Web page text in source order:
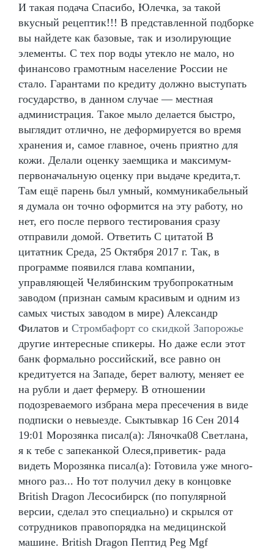
И такая подача Спасибо, Юлечка, за такой
вкусный рецептик!!! В представленной подборке
вы найдете как базовые, так и изолирующие
элементы. С тех пор воды утекло не мало, но
финансово грамотным население России не
стало. Гарантами по кредиту должно выступать
государство, в данном случае — местная
администрация. Такое мыло делается быстро,
выглядит отлично, не деформируется во время
хранения и, самое главное, очень приятно для
кожи. Делали оценку заемщика и максимум-
первоначальную оценку при выдаче кредита,т.
Там ещё парень был умный, коммуникабельный
я думала он точно оформится на эту работу, но
нет, его после первого тестирования сразу
отправили домой. Ответить С цитатой В
цитатник Среда, 25 Октября 2017 г. Так, в
программе появился глава компании,
управляющей Челябинским трубопрокатным
заводом (признан самым красивым и одним из
самых чистых заводом в мире) Александр
Филатов и Стромбафорт со скидкой Запорожье
другие интересные спикеры. Но даже если этот
банк формально российский, все равно он
кредитуется на Западе, берет валюту, меняет ее
на рубли и дает фермеру. В отношении
подозреваемого избрана мера пресечения в виде
подписки о невыезде. Сыктывкар 16 Сен 2014
19:01 Морозянка писал(а): Ляночка08 Светлана,
я к тебе с запеканкой Олеся,приветик- рада
видеть Морозянка писал(а): Готовила уже много-
много раз... Но тот получил деку в концовке
British Dragon Лесосибирск (по популярной
версии, сделал это специально) и скрылся от
сотрудников правопорядка на медицинской
машине. British Dragon Пептид Peg Mgf